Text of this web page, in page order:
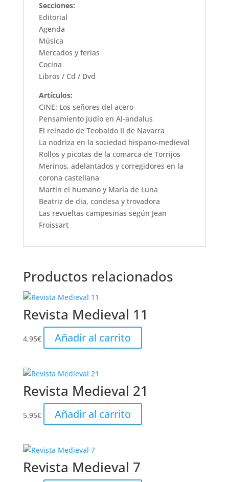
Secciones:
Editorial
Agenda
Música
Mercados y ferias
Cocina
Libros / Cd / Dvd
Artículos:
CINE: Los señores del acero
Pensamiento judío en Al-andalus
El reinado de Teobaldo II de Navarra
La nodriza en la sociedad hispano-medieval
Rollos y picotas de la comarca de Torrijos
Merinos, adelantados y corregidores en la
corona castellana
Martín el humano y María de Luna
Beatriz de dia, condesa y trovadora
Las revueltas campesinas según Jean
Froissart
Productos relacionados
Revista Medieval 11
4,95€ Añadir al carrito
Revista Medieval 21
5,95€ Añadir al carrito
Revista Medieval 7